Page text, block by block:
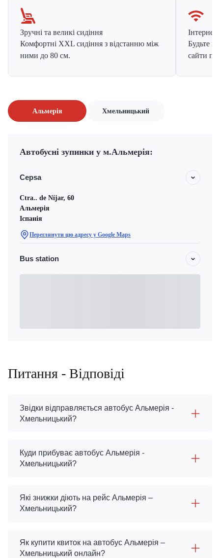
Зручні та великі сидіння
Комфортні XXL сидіння з відстанню між
ними до 80 см.
Інтернет
Будьте
сайти
Альмерія Хмельницький
Автобусні зупинки у м.Альмерія:
Cepsa
Ctra.. de Níjar, 60
Альмерія
Іспанія
Переглянути цю адресу у Google Maps
Bus station
Питання - Відповіді
Звідки відправляється автобус Альмерія -
Хмельницький?
Куди прибуває автобус Альмерія -
Хмельницький?
Які знижки діють на рейс Альмерія –
Хмельницький?
Як купити квиток на автобус Альмерія –
Хмельницький онлайн?